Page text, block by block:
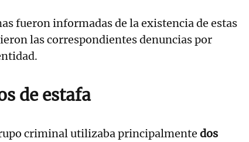
fueron informadas de la existencia de estas
las correspondientes denuncias por
de estafa
criminal utilizaba principalmente dos